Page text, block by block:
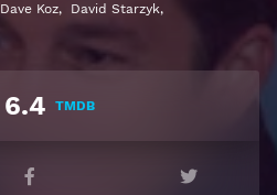
Dave Koz, David Starzyk,
6.4 TMDB